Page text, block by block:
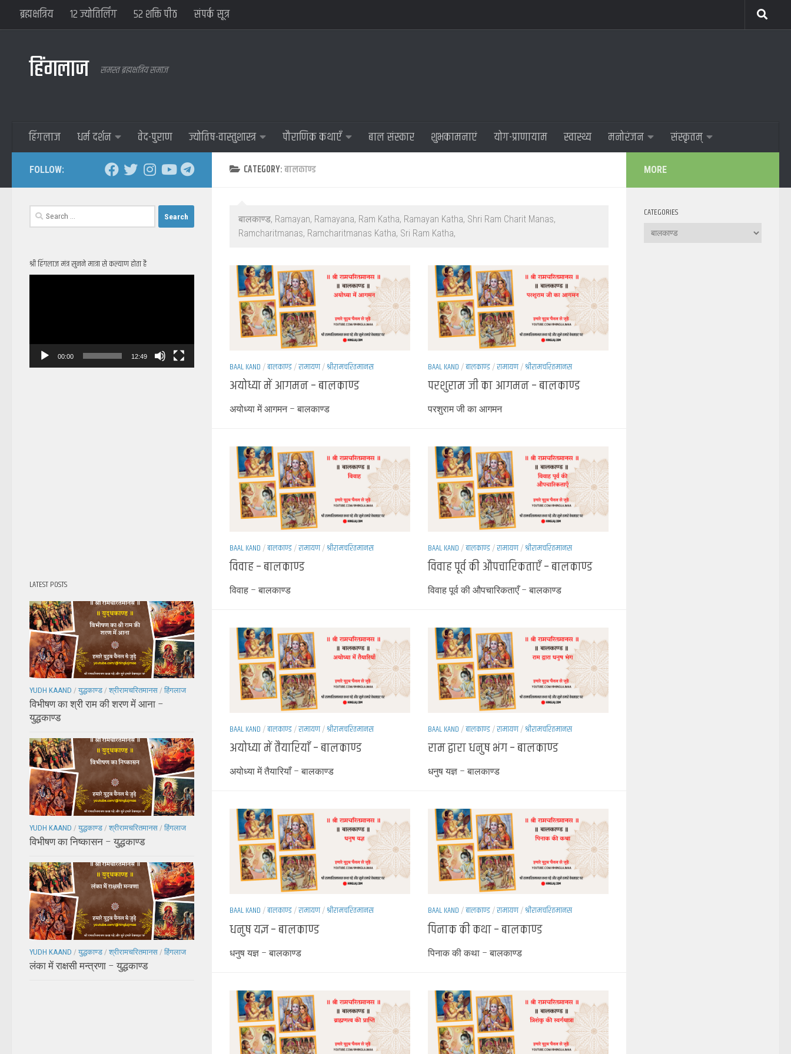
ब्रह्मक्षत्रिय १२ ज्योतिर्लिंग ५२ शक्ति पीठ संपर्क सूत्र
हिंगलाज समस्त ब्रह्मक्षत्रिय समाज
हिंगलाज धर्म दर्शन वेद-पुराण ज्योतिष-वास्तुशास्त्र पौराणिक कथाएँ बाल संस्कार शुभकामनाएं योग-प्राणायाम स्वास्थ्य मनोरंजन संस्कृतम्
CATEGORY:बालकाण्ड
बालकाण्ड, Ramayan, Ramayana, Ram Katha, Ramayan Katha, Shri Ram Charit Manas,
Ramcharitmanas, Ramcharitmanas Katha, Sri Ram Katha,
BAAL KAND/बालकाण्ड/रामायण/श्रीरामचरितमानस
अयोध्या में आगमन – बालकाण्ड
अयोध्या में आगमन – बालकाण्ड
BAAL KAND/बालकाण्ड/रामायण/श्रीरामचरितमानस
परशुराम जी का आगमन – बालकाण्ड
परशुराम जी का आगमन
BAAL KAND/बालकाण्ड/रामायण/श्रीरामचरितमानस
विवाह – बालकाण्ड
विवाह – बालकाण्ड
BAAL KAND/बालकाण्ड/रामायण/श्रीरामचरितमानस
विवाह पूर्व की औपचारिकताएँ – बालकाण्ड
विवाह पूर्व की औपचारिकताएँ – बालकाण्ड
BAAL KAND/बालकाण्ड/रामायण/श्रीरामचरितमानस
अयोध्या में तैयारियाँ – बालकाण्ड
अयोध्या में तैयारियाँ – बालकाण्ड
BAAL KAND/बालकाण्ड/रामायण/श्रीरामचरितमानस
राम द्वारा धनुष भंग – बालकाण्ड
धनुष यज्ञ – बालकाण्ड
BAAL KAND/बालकाण्ड/रामायण/श्रीरामचरितमानस
धनुष यज्ञ – बालकाण्ड
धनुष यज्ञ – बालकाण्ड
BAAL KAND/बालकाण्ड/रामायण/श्रीरामचरितमानस
पिनाक की कथा – बालकाण्ड
पिनाक की कथा – बालकाण्ड
FOLLOW:
Search
for:
श्री हिंगलाज मंत्र सुनने मात्रा से कल्याण होता है
00:00 12:49
LATEST POSTS
YUDH KAAND / युद्धकाण्ड / श्रीरामचरितमानस / हिंगलाज
विभीषण का श्री राम की शरण में आना –
युद्धकाण्ड
YUDH KAAND / युद्धकाण्ड / श्रीरामचरितमानस / हिंगलाज
विभीषण का निष्कासन – युद्धकाण्ड
YUDH KAAND / युद्धकाण्ड / श्रीरामचरितमानस / हिंगलाज
लंका में राक्षसी मन्त्रणा – युद्धकाण्ड
MORE
CATEGORIES
Categories